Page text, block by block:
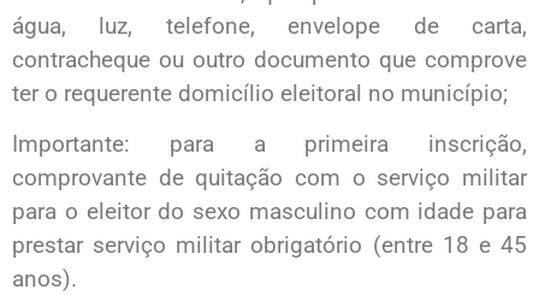
água, luz, telefone, envelope de carta,
contracheque ou outro documento que comprove
ter o requerente domicílio eleitoral no município;
Importante: para a primeira inscrição,
comprovante de quitação com o serviço militar
para o eleitor do sexo masculino com idade para
prestar serviço militar obrigatório (entre 18 e 45
anos).